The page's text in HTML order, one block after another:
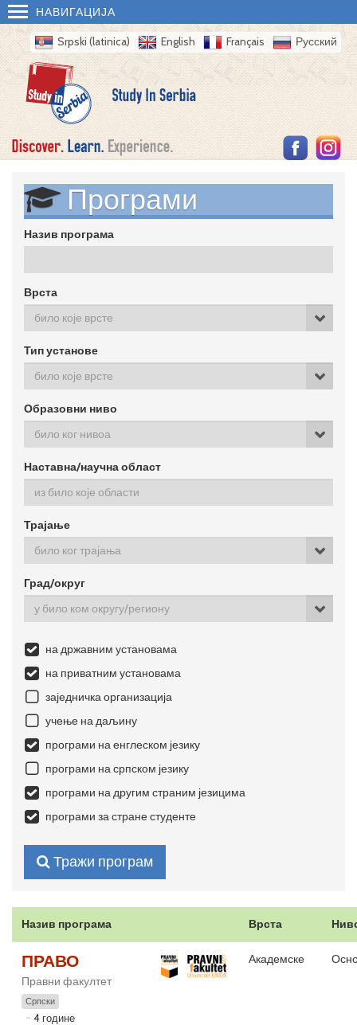
НАВИГАЦИЈА
Srpski (latinica) English Français Русский
Програми
Назив програма
Врста
било које врсте
Тип установе
било које врсте
Образовни ниво
било ког нивоа
Наставна/научна област
Трајање
било ког трајања
Град/округ
у било ком округу/региону
на државним установама
на приватним установама
заједничка организација
учење на даљину
програми на енглеском језику
програми на српском језику
програми на другим страним језицима
програми за стране студенте
Тражи програм
Назив програма Врста
ПРАВО
Правни факултет
Српски
4 године
Академске